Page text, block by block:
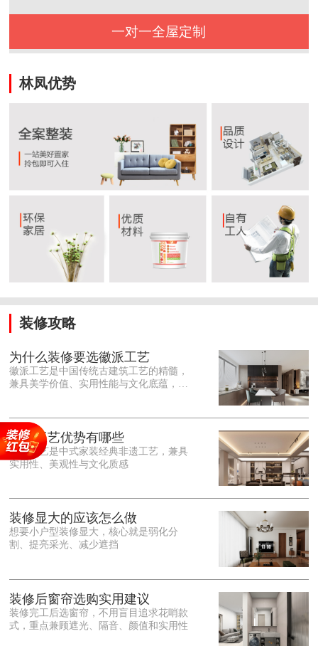
一对一全屋定制
林凤优势
装修攻略
为什么装修要选徽派工艺
徽派工艺是中国传统古建筑工艺的精髓，
兼具美学价值、实用性能与文化底蕴，优
雕细琢的砖、木、石雕为特色，线条古朴
大气，意境悠远，自带东方中式雅致韵
味，耐看且不易过时。<o:p></o:p> 在工
艺品质上，徽派工艺遵循古法匠心工序，
保耐用，抗风化、耐腐蚀，使用
徽派工艺优势有哪些
徽派工艺是中式家装经典非遗工艺，兼具
实用性、美观性与文化质感
装修显大的应该怎么做
想要小户型装修显大，核心就是弱化分
割、提亮采光、减少遮挡
装修后窗帘选购实用建议
装修完工后选窗帘，不用盲目追求花哨款
式，重点兼顾遮光、隔音、颜值和实用性